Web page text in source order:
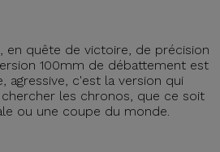
en quête de victoire, de précision
100mm de débattement est
agressive, c'est la version qui
les chronos, que ce soit
ou une coupe du monde.